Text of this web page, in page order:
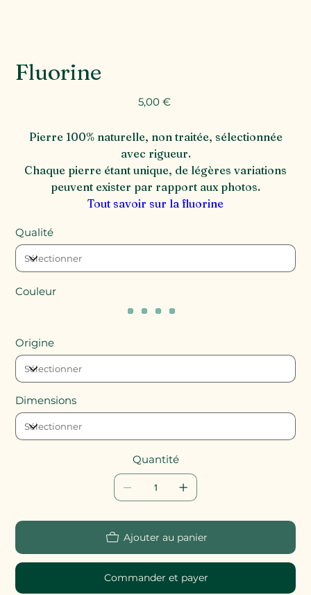
Fluorine
Prix
5,00 €
Pierre 100% naturelle, non traitée, sélectionnée
avec rigueur.
Chaque pierre étant unique, de légères variations
peuvent exister par rapport aux photos.
Tout savoir sur la fluorine
Qualité
Couleur
Origine
Dimensions
Quantité
Ajouter au panier
Commander et payer